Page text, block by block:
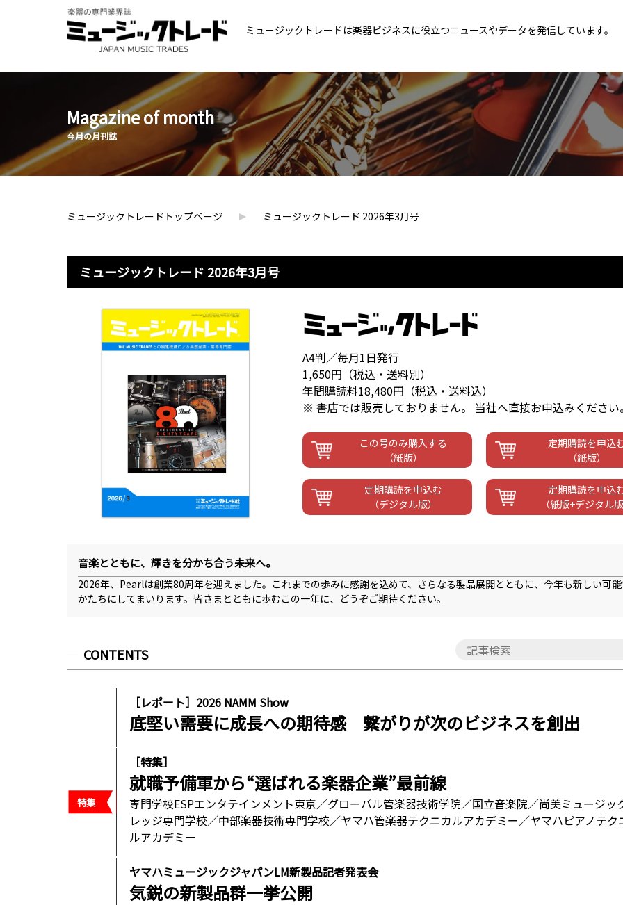
ミュージックトレードは楽器ビジネスに役立つニュースやデータを発信しています。
Magazine of month
今月の月刊誌
ミュージックトレードトップページ ミュージックトレード 2026年3月号
ミュージックトレード 2026年3月号
A4判／毎月1日発行
1,650円（税込・送料別）
年間購読料18,480円（税込・送料込）
※ 書店では販売しておりません。 当社へ直接お申込みください
この号のみ購入する
（紙版）
定期購読を申込
（紙版）
定期購読を申込む
（デジタル版）
定期購読を申込
（紙版+デジタル
音楽とともに、輝きを分かち合う未来へ。
2026年、Pearlは創業80周年を迎えました。これまでの歩みに感謝を込めて、さらなる製品展開とともに、今年も新しい可
かたちにしてまいります。皆さまとともに歩むこの一年に、どうぞご期待ください。
CONTENTS
［レポート］2026 NAMM Show
底堅い需要に成長への期待感 繋がりが次のビジネスを創出
［特集］
就職予備軍から“選ばれる楽器企業”最前線
専門学校ESPエンタテインメント東京／グローバル管楽器技術学院／国立音楽院／尚美ミュージッ
レッジ専門学校／中部楽器技術専門学校／ヤマハ管楽器テクニカルアカデミー／ヤマハピアノテク
ルアカデミー
ヤマハミュージックジャパンLM新製品記者発表会
気鋭の新製品群一挙公開